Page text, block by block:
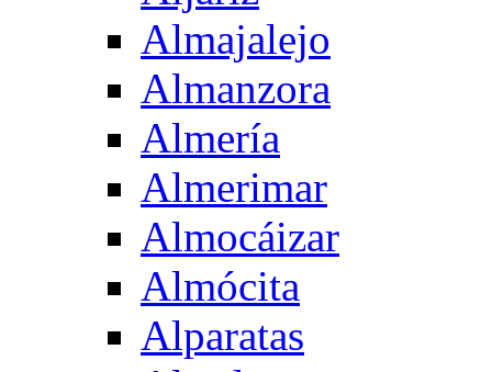
Almajalejo
Almanzora
Almería
Almerimar
Almocáizar
Almócita
Alparatas